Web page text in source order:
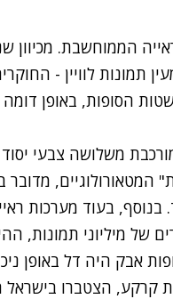
הממוחשבת. מכיוון
תמונות לוויין -
הסופות, באופן דומה
משלושה צבעי
המטאורולוגיים, מדובר
בנוסף, בעוד מערכות
מיליוני תמונות,
אבק היה דל באופן